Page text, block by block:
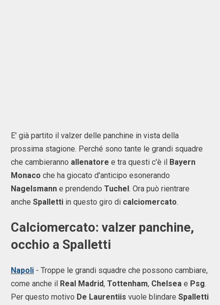
E' già partito il valzer delle panchine in vista della
prossima stagione. Perché sono tante le grandi squadre
che cambieranno allenatore e tra questi c'è il Bayern
Monaco che ha giocato d'anticipo esonerando
Nagelsmann e prendendo Tuchel. Ora può rientrare
anche Spalletti in questo giro di calciomercato.
Calciomercato: valzer panchine,
occhio a Spalletti
Napoli - Troppe le grandi squadre che possono cambiare,
come anche il Real Madrid, Tottenham, Chelsea e Psg.
Per questo motivo De Laurentiis vuole blindare Spalletti